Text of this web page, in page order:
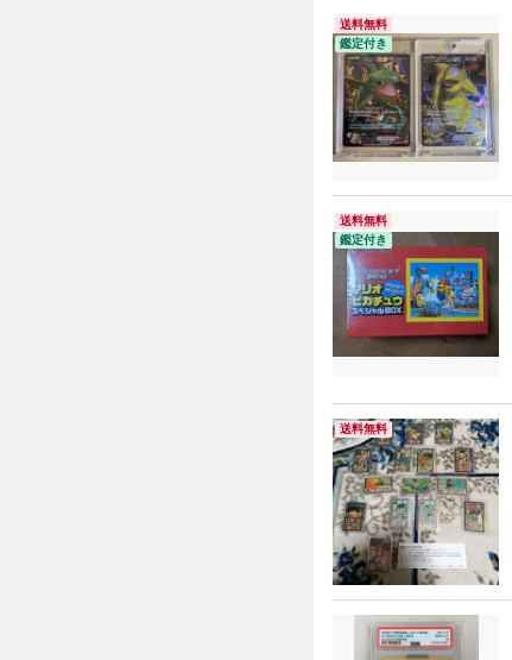
送料無料
鑑定付き
送料無料
鑑定付き
送料無料